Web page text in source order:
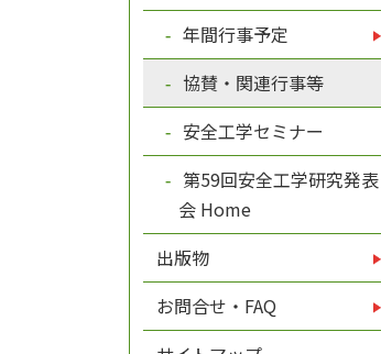
年間行事予定
協賛・関連行事等
安全工学セミナー
第59回安全工学研究発表
会 Home
出版物
お問合せ・FAQ